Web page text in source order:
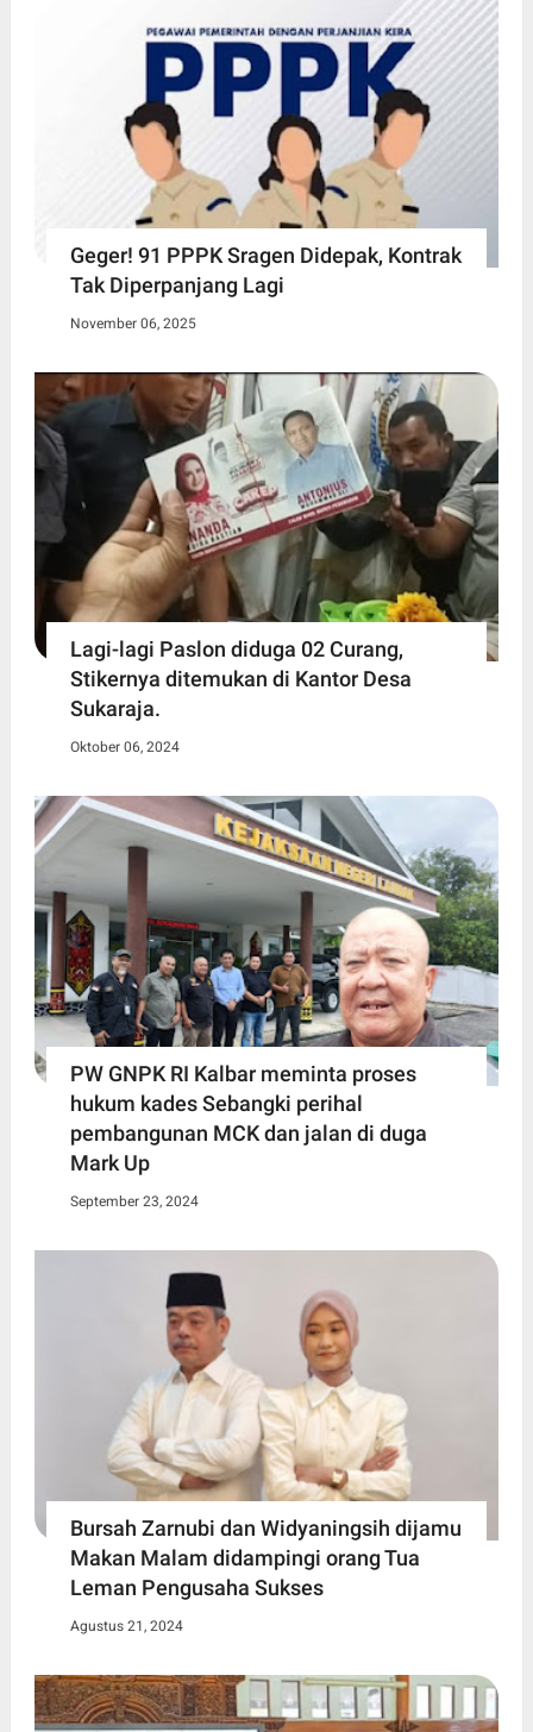
Geger! 91 PPPK Sragen Didepak, Kontrak
Tak Diperpanjang Lagi
November 06, 2025
Lagi-lagi Paslon diduga 02 Curang,
Stikernya ditemukan di Kantor Desa
Sukaraja.
Oktober 06, 2024
PW GNPK RI Kalbar meminta proses
hukum kades Sebangki perihal
pembangunan MCK dan jalan di duga
Mark Up
September 23, 2024
Bursah Zarnubi dan Widyaningsih dijamu
Makan Malam didampingi orang Tua
Leman Pengusaha Sukses
Agustus 21, 2024